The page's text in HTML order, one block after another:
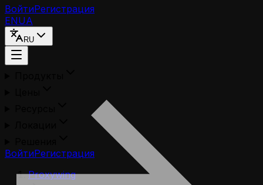
ВойтиРегистрация
ENUA
RU
ВойтиРегистрация
Proxywing